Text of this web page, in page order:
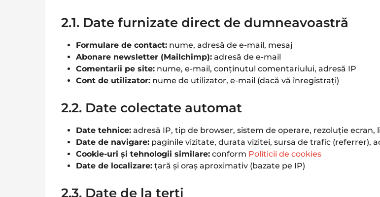
2.1. Date furnizate direct de dumneavoastră
Formulare de contact: nume, adresă de e-mail, mesaj
Abonare newsletter (Mailchimp): adresă de e-mail
Comentarii pe site: nume, e-mail, conținutul comentariului, adresă IP
Cont de utilizator: nume de utilizator, e-mail (dacă vă înregistrați)
2.2. Date colectate automat
Date tehnice: adresă IP, tip de browser, sistem de operare, rezoluție ecran,
Date de navigare: paginile vizitate, durata vizitei, sursa de trafic (referrer),
Cookie-uri și tehnologii similare: conform Politicii de cookies
Date de localizare: țară și oraș aproximativ (bazate pe IP)
2.3. Date de la terți